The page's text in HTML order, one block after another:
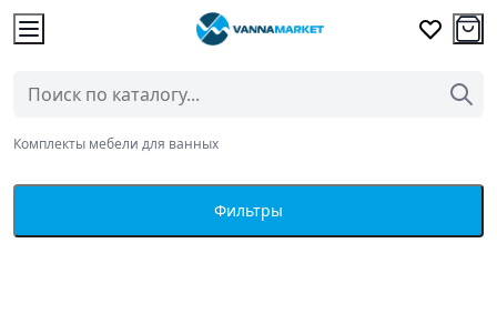
Комплекты мебели для ванных
Фильтры